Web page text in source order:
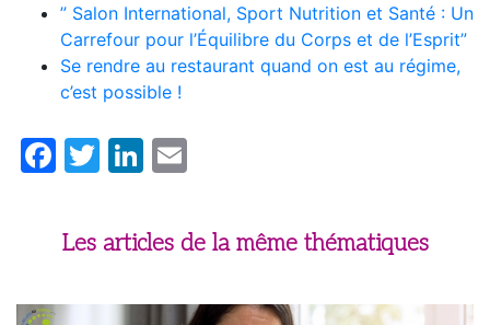
” Salon International, Sport Nutrition et Santé : Un
Carrefour pour l’Équilibre du Corps et de l’Esprit”
Se rendre au restaurant quand on est au régime,
c’est possible !
Facebook
TwitterLinkedIn
Les articles de la même thématiques